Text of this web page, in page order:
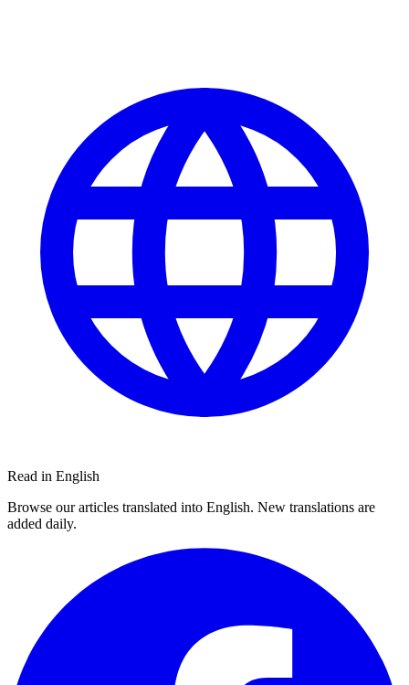
Read in English
Browse our articles translated into English. New translations are
added daily.